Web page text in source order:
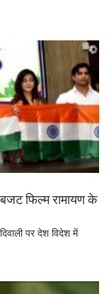
बजट फिल्म रामायण के
पर देश विदेश में